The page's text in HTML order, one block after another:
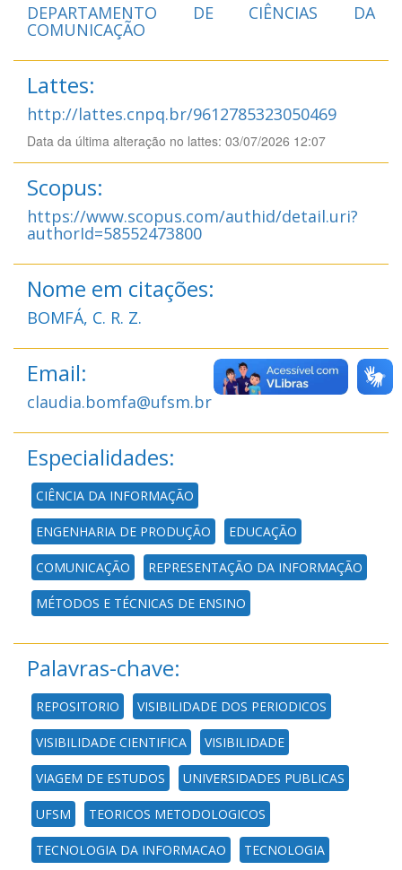
DEPARTAMENTO DE CIÊNCIAS DA
COMUNICAÇÃO
Lattes:
http://lattes.cnpq.br/9612785323050469
Data da última alteração no lattes: 03/07/2026 12:07
Scopus:
https://www.scopus.com/authid/detail.uri?
authorId=58552473800
Nome em citações:
BOMFÁ, C. R. Z.
Email:
claudia.bomfa@ufsm.br
Especialidades:
CIÊNCIA DA INFORMAÇÃO
ENGENHARIA DE PRODUÇÃO EDUCAÇÃO
COMUNICAÇÃO REPRESENTAÇÃO DA INFORMAÇÃO
MÉTODOS E TÉCNICAS DE ENSINO
Palavras-chave:
REPOSITORIO VISIBILIDADE DOS PERIODICOS
VISIBILIDADE CIENTIFICA VISIBILIDADE
VIAGEM DE ESTUDOS UNIVERSIDADES PUBLICAS
UFSM TEORICOS METODOLOGICOS
TECNOLOGIA DA INFORMACAO TECNOLOGIA